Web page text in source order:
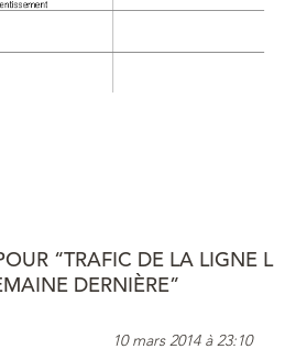
“TRAFIC DE LA LIGNE L
DERNIÈRE”
10 mars 2014 à 23:10